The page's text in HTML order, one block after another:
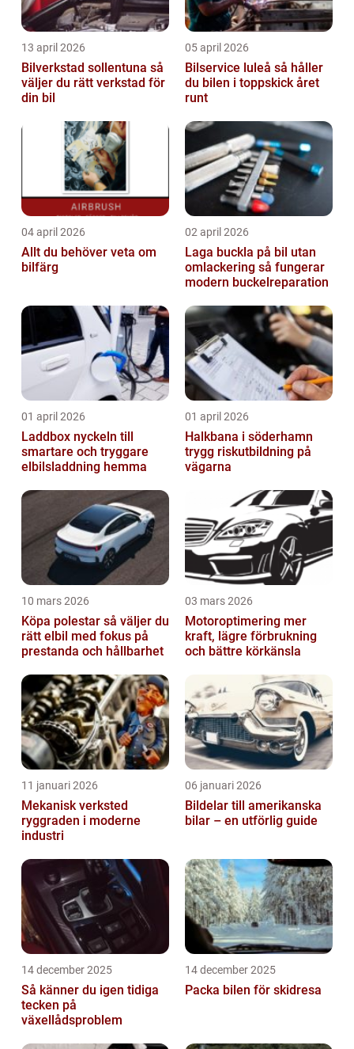
13 april 2026
Bilverkstad sollentuna så
väljer du rätt verkstad för
din bil
05 april 2026
Bilservice luleå så håller
du bilen i toppskick året
runt
04 april 2026
Allt du behöver veta om
bilfärg
02 april 2026
Laga buckla på bil utan
omlackering så fungerar
modern buckelreparation
01 april 2026
Laddbox nyckeln till
smartare och tryggare
elbilsladdning hemma
01 april 2026
Halkbana i söderhamn
trygg riskutbildning på
vägarna
10 mars 2026
Köpa polestar så väljer du
rätt elbil med fokus på
prestanda och hållbarhet
03 mars 2026
Motoroptimering mer
kraft, lägre förbrukning
och bättre körkänsla
11 januari 2026
Mekanisk verksted
ryggraden i moderne
industri
06 januari 2026
Bildelar till amerikanska
bilar – en utförlig guide
14 december 2025
Så känner du igen tidiga
tecken på
växellådsproblem
14 december 2025
Packa bilen för skidresa